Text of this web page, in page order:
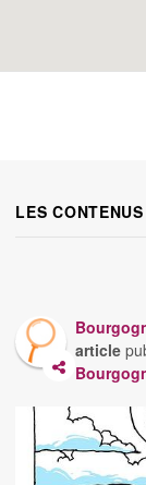
LES
article